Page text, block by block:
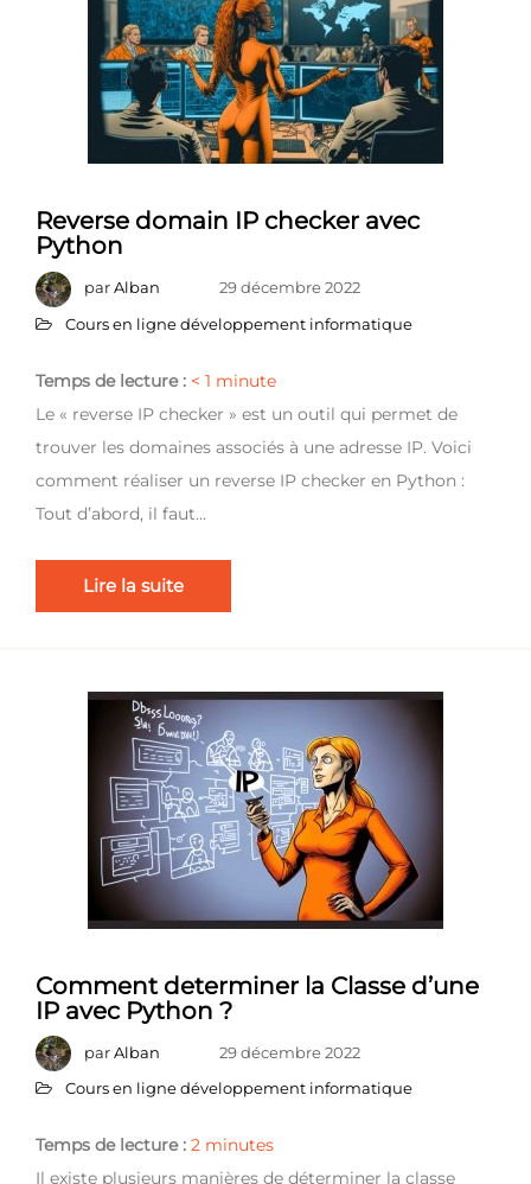
Reverse domain IP checker avec
Python
parAlban
29 décembre 2022
Cours en ligne développement informatique
Temps de lecture : < 1 minute
Le « reverse IP checker » est un outil qui permet de
trouver les domaines associés à une adresse IP. Voici
comment réaliser un reverse IP checker en Python :
Tout d’abord, il faut…
Lire la suite
Comment determiner la Classe d’une
IP avec Python ?
parAlban
29 décembre 2022
Cours en ligne développement informatique
Temps de lecture : 2 minutes
Il existe plusieurs manières de déterminer la classe